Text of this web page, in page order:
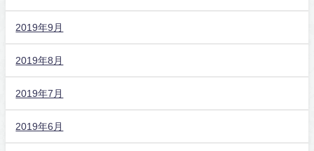
2019年9月
2019年8月
2019年7月
2019年6月